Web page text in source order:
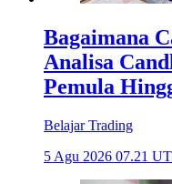
Bagaimana
Analisa
Pemula
Belajar Trading
5 Agu 2026 07.21